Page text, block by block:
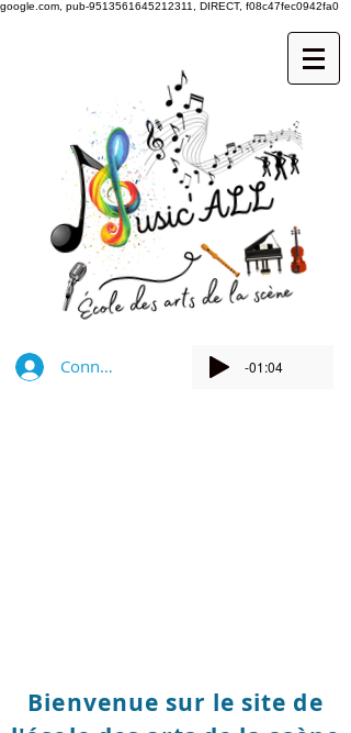
google.com, pub-9513561645212311, DIRECT, f08c47fec0942fa0
Connexion -01:04
Bienvenue sur le site de